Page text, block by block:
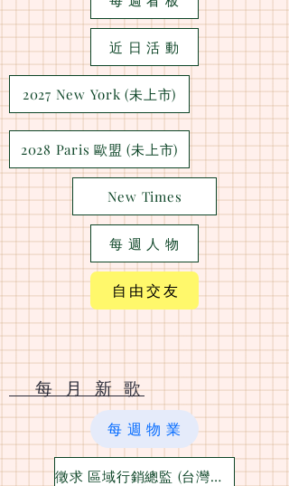
近 日 活 動
2027 New York (未上市)
2028 Paris 歐盟 (未上市)
New Times
每 週 人 物
自 由 交 友
​ 每 月 新 歌
每 週 物 業
徵求 區域行銷總監 (台灣六大都)